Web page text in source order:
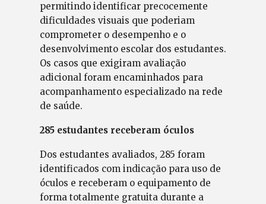
permitindo identificar precocemente
dificuldades visuais que poderiam
comprometer o desempenho e o
desenvolvimento escolar dos estudantes.
Os casos que exigiram avaliação
adicional foram encaminhados para
acompanhamento especializado na rede
de saúde.
285 estudantes receberam óculos
Dos estudantes avaliados, 285 foram
identificados com indicação para uso de
óculos e receberam o equipamento de
forma totalmente gratuita durante a